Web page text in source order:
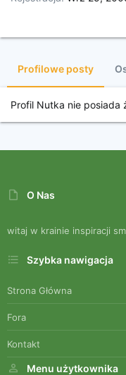
Profilowe posty
Profil Nutka nie posiada
O Nas
witaj w krainie inspiracji
Szybka nawigacja
Strona Główna
Fora
Kontakt
Menu użytkownika